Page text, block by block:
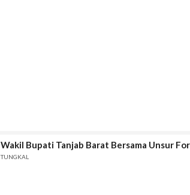
Wakil Bupati Tanjab Barat Bersama Unsur
TUNGKAL